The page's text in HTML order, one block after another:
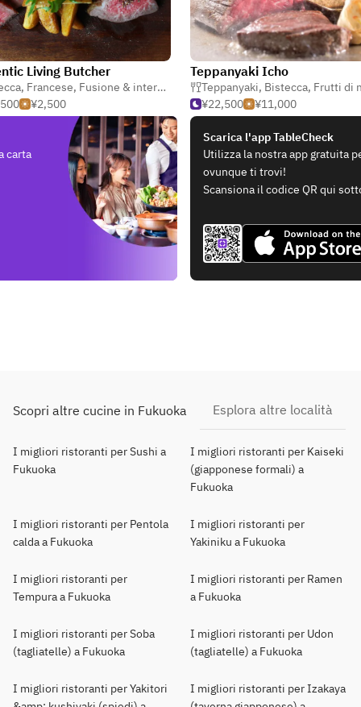
Living Butcher
, Francese, Fusione & internazionale
¥2,500
Teppanyaki Icho
Teppanyaki, Bistecca, Frutti di
¥22,500
¥11,000
carta
Scarica l'app TableCheck
Utilizza la nostra app gratuita
ovunque ti trovi!
Scansiona il codice QR qui
Scopri altre cucine in Fukuoka Esplora altre località
I migliori ristoranti per Sushi a
Fukuoka
I migliori ristoranti per Kaiseki
(giapponese formali) a
Fukuoka
I migliori ristoranti per Pentola
calda a Fukuoka
I migliori ristoranti per
Yakiniku a Fukuoka
I migliori ristoranti per
Tempura a Fukuoka
I migliori ristoranti per Ramen
a Fukuoka
I migliori ristoranti per Soba
(tagliatelle) a Fukuoka
I migliori ristoranti per Udon
(tagliatelle) a Fukuoka
I migliori ristoranti per Yakitori
I migliori ristoranti per Izakaya